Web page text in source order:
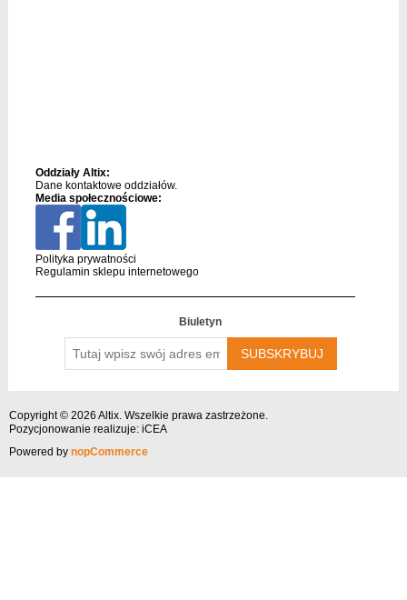
Oddziały Altix:
Dane kontaktowe oddziałów.
Media społecznościowe:
Polityka prywatności
Regulamin sklepu internetowego
Biuletyn
wpisz
swój
Copyright © 2026 Altix. Wszelkie prawa zastrzeżone.
Pozycjonowanie realizuje: iCEA
Powered by nopCommerce